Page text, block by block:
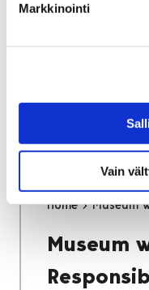
Markkinointi
Vain
Home News
Home Museum
Museum